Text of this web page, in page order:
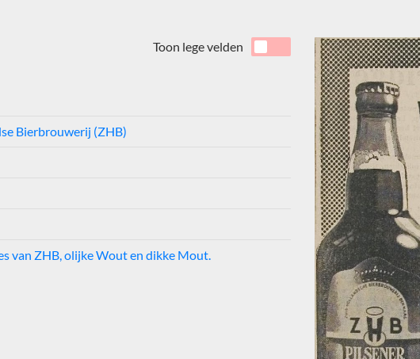
Toon lege velden
Bierbrouwerij (ZHB)
van ZHB, olijke Wout en dikke Mout.